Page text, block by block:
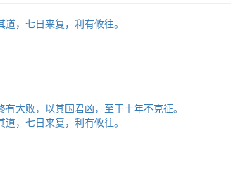
，七日来复，利有攸往。
大败，以其国君凶，至于十年不克征。
，七日来复，利有攸往。